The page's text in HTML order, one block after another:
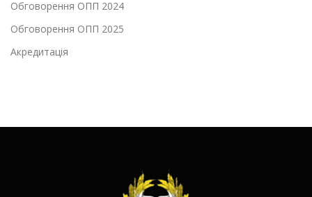
Обговорення ОПП 2024
Обговорення ОПП 2025
Акредитація